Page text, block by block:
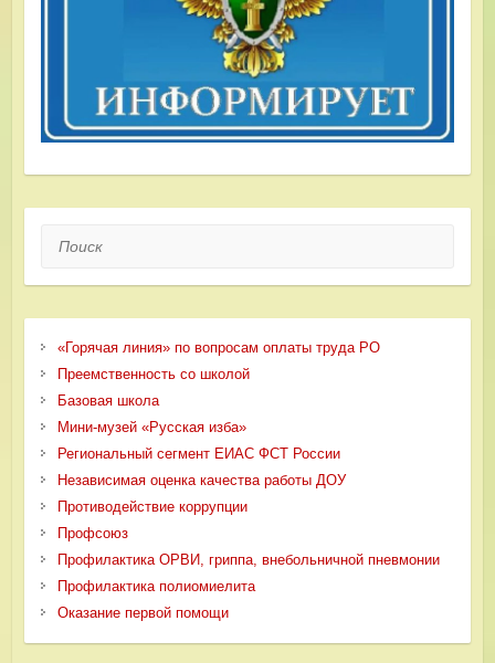
Поиск
«Горячая линия» по вопросам оплаты труда РО
Преемственность со школой
Базовая школа
Мини-музей «Русская изба»
Региональный сегмент ЕИАС ФСТ России
Независимая оценка качества работы ДОУ
Противодействие коррупции
Профсоюз
Профилактика ОРВИ, гриппа, внебольничной пневмонии
Профилактика полиомиелита
Оказание первой помощи